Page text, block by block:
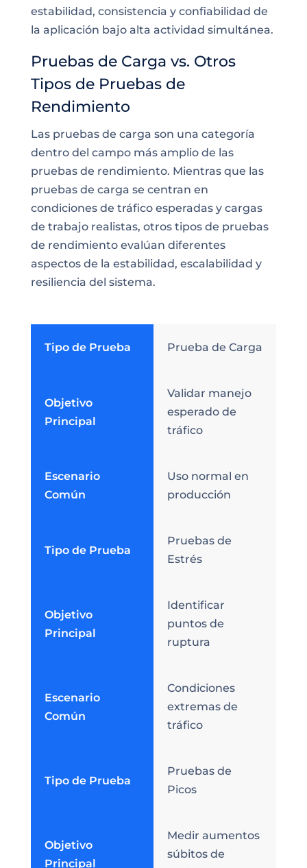
estabilidad, consistencia y confiabilidad de
la aplicación bajo alta actividad simultánea.
Pruebas de Carga vs. Otros
Tipos de Pruebas de
Rendimiento
Las pruebas de carga son una categoría
dentro del campo más amplio de las
pruebas de rendimiento. Mientras que las
pruebas de carga se centran en
condiciones de tráfico esperadas y cargas
de trabajo realistas, otros tipos de pruebas
de rendimiento evalúan diferentes
aspectos de la estabilidad, escalabilidad y
resiliencia del sistema.
Tipo de Prueba Prueba de Carga
Objetivo
Principal
Validar manejo
esperado de
tráfico
Escenario
Común
Uso normal en
producción
Tipo de Prueba
Pruebas de
Estrés
Objetivo
Principal
Identificar
puntos de
ruptura
Escenario
Común
Condiciones
extremas de
tráfico
Tipo de Prueba
Pruebas de
Picos
Objetivo
Principal
Medir aumentos
súbitos de